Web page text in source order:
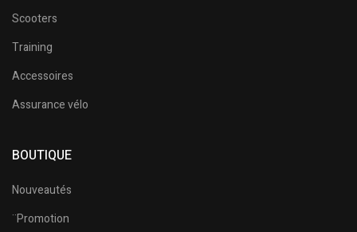
Scooters
Training
Accessoires
Assurance vélo
BOUTIQUE
Nouveautés
¨Promotion